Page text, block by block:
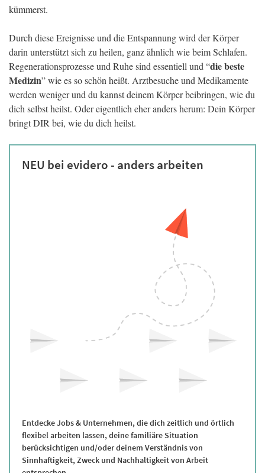
kümmerst.
Durch diese Ereignisse und die Entspannung wird der Körper
darin unterstützt sich zu heilen, ganz ähnlich wie beim Schlafen.
Regenerationsprozesse und Ruhe sind essentiell und “die beste
Medizin” wie es so schön heißt. Arztbesuche und Medikamente
werden weniger und du kannst deinem Körper beibringen, wie du
dich selbst heilst. Oder eigentlich eher anders herum: Dein Körper
bringt DIR bei, wie du dich heilst.
NEU bei evidero - anders arbeiten
Entdecke Jobs & Unternehmen, die dich zeitlich und örtlich
flexibel arbeiten lassen, deine familiäre Situation
berücksichtigen und/oder deinem Verständnis von
Sinnhaftigkeit, Zweck und Nachhaltigkeit von Arbeit